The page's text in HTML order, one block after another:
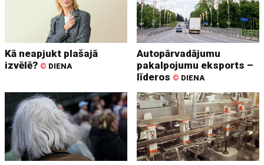
Kā neapjukt plašajā
izvēlē? © DIENA
Autopārvadājumu
pakalpojumu eksports –
līderos © DIENA